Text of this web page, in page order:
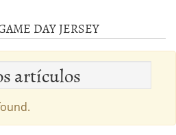
DAY JERSEY
artículos